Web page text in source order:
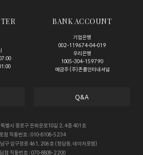
BANK ACCOUNT
기업은행
002-119674-04-019
우리은행
1005-304-159790
예금주 (주)존폴인터내셔널
Q&A
특별시 종로구 돈화문로10길 2, 4층 401호
점 직통번호 : 010-8108-5234
구 압구정로 461, 206호 (청담동, 네이처포엠)
점 직통번호 : 070-8808-2200